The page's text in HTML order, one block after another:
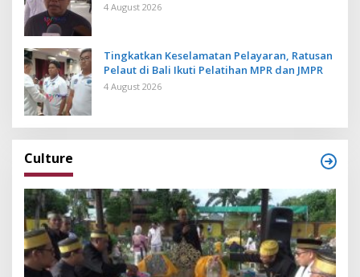
4 August 2026
Tingkatkan Keselamatan Pelayaran, Ratusan
Pelaut di Bali Ikuti Pelatihan MPR dan JMPR
4 August 2026
Culture